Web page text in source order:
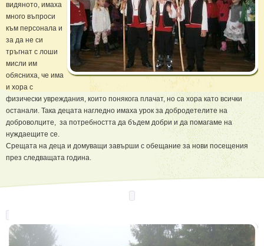
видяното, имаха
много въпроси
към персонала и
за да не си
тръгнат с лоши
мисли им
обясниха, че има
и хора с
физически увреждания, които понякога плачат, но са хора като всички
останали. Така децата нагледно имаха урок за добродетелите на
доброволците, за потребността да бъдем добри и да помагаме на
нуждаещите се.
Срещата на деца и домуващи завърши с обещание за нови посещения
през следващата година.